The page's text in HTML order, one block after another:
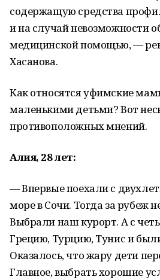
содержащую средства
и на случай невозможности
медицинской помощью, —
Хасанова.
Как относятся уфимские
маленькими детьми? Вот
противоположных мнений.
Алия, 28 лет:
— Впервые поехали с
море в Сочи. Тогда за рубеж
Выбрали наш курорт. А с
Грецию, Турцию, Тунис и
Оказалось, что жару дети
Главное, выбрать хорошие